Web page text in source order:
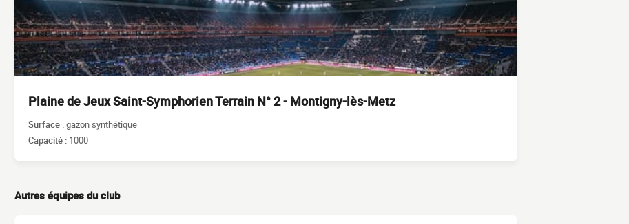
Plaine de Jeux Saint-Symphorien Terrain N° 2 - Montigny-lès-Metz
Surface :gazon synthétique
Capacité : 1000
Autres équipes du club